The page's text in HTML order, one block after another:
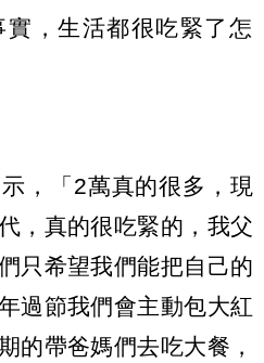
，生活都很吃緊了怎
，「2萬真的很多，現
，真的很吃緊的，我父
只希望我們能把自己的
過節我們會主動包大紅
的帶爸媽們去吃大餐，